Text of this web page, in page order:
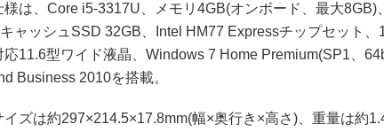
は、Core i5-3317U、メモリ4GB(オンボード、最大8GB)
ャッシュSSD 32GB、Intel HM77 Expressチップセット、
応11.6型ワイド液晶、Windows 7 Home Premium(SP1、
Business 2010を搭載。
ズは約297×214.5×17.8mm(幅×奥行き×高さ)、重量は約